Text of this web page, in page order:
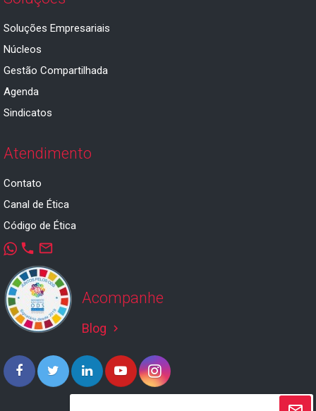
Soluções Empresariais
Núcleos
Gestão Compartilhada
Agenda
Sindicatos
Atendimento
Contato
Canal de Ética
Código de Ética
phone mail_outline
Acompanhe
Blog keyboard_arrow_right